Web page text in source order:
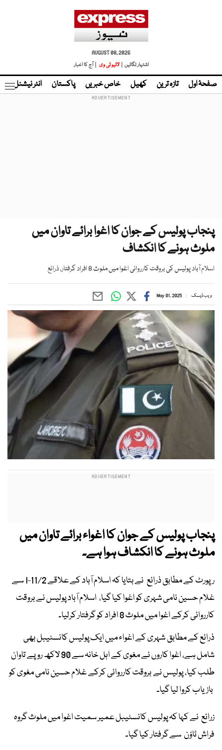
AUGUST 08, 2026
اشتہار لگائیں |
لائیو ٹی وی | آج کا اخبار
صفحۂ اول تازہ ترین کھیل خاص خبریں پاکستان انٹر نیشنل
پنجاب پولیس کے جوان کا اغوا برائے تاوان میں
ملوث ہونے کا انکشاف
اسلام آباد پولیس کی بروقت کارروائی اغوا میں ملوث 8 افراد گرفتار، ذرائع
ویب ڈیسک May 01, 2025
پنجاب پولیس کے جوان کا اغواء برائے تاوان میں
ملوث ہونے کا انکشاف ہوا ہے۔
رپورٹ کے مطابق ذرائع نے بتایا کہ اسلام آباد کے علاقے I-11/2 سے
غلام حسین نامی شہری کو اغوا کیا گیا، اسلام آباد پولیس نے بروقت
کارروائی کرکے اغوا میں ملوث 8 افراد کو گرفتار کرلیا۔
ذرائع کے مطابق شہری کے اغواء میں ایک پولیس کانسٹیبل بھی
شامل ہے، اغوا کاروں نے مغوی کے اہل خانہ سے 90 لاکھ روپے تاوان
طلب کیا، پولیس نے بروقت کارروائی کرکے غلام حسین نامی مغوی کو
بازیاب کروا لیا گیا۔
زرائع نے کہا کہ پولیس کانسٹیبل عمیر سمیت اغوا میں ملوث گروہ
فراش ٹاؤن سے گرفتار کیا گیا۔